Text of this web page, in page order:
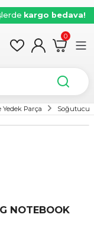
kargo bedava!
0
Yedek Parça Soğutucu
NOTEBOOK